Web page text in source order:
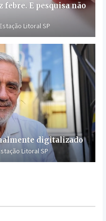
E pesquisa não
Litoral SP
digitalizado
Litoral SP